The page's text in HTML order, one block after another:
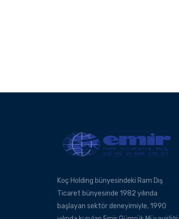
Koç Holding bünyesindeki Ram Dış
Ticaret bünyesinde 1982 yılında
başlayan sektör deneyimiyle, 1990